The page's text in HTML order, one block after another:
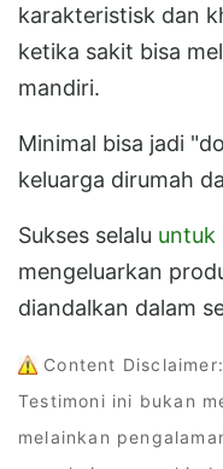
karakteristisk dan
ketika sakit bisa
mandiri.
Minimal bisa jadi
keluarga dirumah
Sukses selalu untuk
mengeluarkan
diandalkan dalam
Content Disclaimer:
Testimoni ini bukan
melainkan